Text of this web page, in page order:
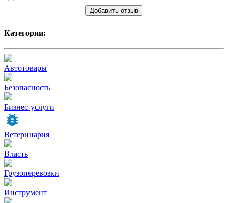
Добавить отзыв
Категории:
Автотовары
Безопасность
Бизнес-услуги
Ветеринария
Власть
Грузоперевозки
Инструмент